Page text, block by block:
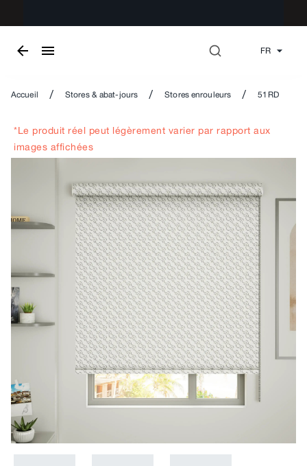
FR
Accueil / Stores & abat-jours / Stores enrouleurs / 51RD
*Le produit réel peut légèrement varier par rapport aux
images affichées